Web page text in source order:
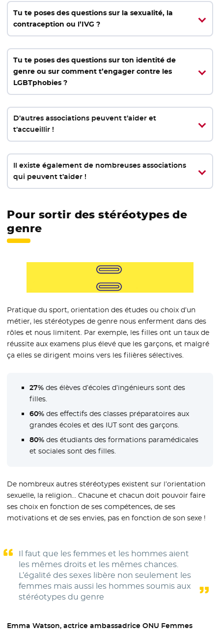
Tu te poses des questions sur la sexualité, la
contraception ou l’IVG ?
Tu te poses des questions sur ton identité de
genre ou sur comment t’engager contre les
LGBTphobies ?
D’autres associations peuvent t’aider et
t’accueillir !
Il existe également de nombreuses associations
qui peuvent t’aider !
Pour sortir des stéréotypes de
genre
Pratique du sport, orientation des études ou choix d’un
métier, les stéréotypes de genre nous enferment dans des
rôles et nous limitent. Par exemple, les filles ont un taux de
réussite aux examens plus élevé que les garçons, et malgré
ça elles se dirigent moins vers les filières sélectives.
27%des élèves d’écoles d’ingénieurs sont des
filles.
60% des effectifs des classes préparatoires aux
grandes écoles et des IUT sont des garçons.
80% des étudiants des formations paramédicales
et sociales sont des filles.
De nombreux autres stéréotypes existent sur l’orientation
sexuelle, la religion… Chacune et chacun doit pouvoir faire
ses choix en fonction de ses compétences, de ses
motivations et de ses envies, pas en fonction de son sexe !
Il faut que les femmes et les hommes aient
les mêmes droits et les mêmes chances.
L’égalité des sexes libère non seulement les
femmes mais aussi les hommes soumis aux
stéréotypes du genre
Emma Watson, actrice ambassadrice ONU Femmes